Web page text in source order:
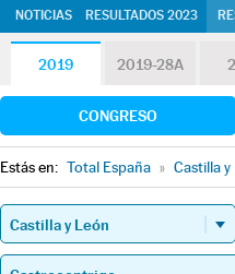
NOTICIAS RESULTADOS 2023
2019 2019-28A
CONGRESO
Estás en: Total España » Castilla y